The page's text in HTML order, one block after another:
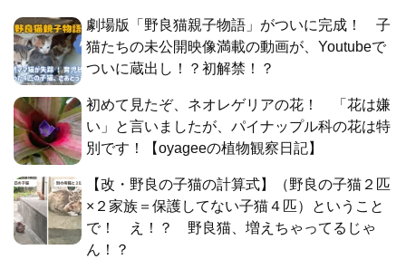
劇場版「野良猫親子物語」がついに完成！ 子
猫たちの未公開映像満載の動画が、Youtubeで
ついに蔵出し！？初解禁！？
初めて見たぞ、ネオレゲリアの花！ 「花は嫌
い」と言いましたが、パイナップル科の花は特
別です！【oyageeの植物観察日記】
【改・野良の子猫の計算式】（野良の子猫２匹
×２家族＝保護してない子猫４匹）ということ
で！ え！？ 野良猫、増えちゃってるじゃ
ん！？